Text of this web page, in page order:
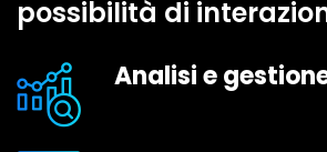
possibilità di
Analisi e